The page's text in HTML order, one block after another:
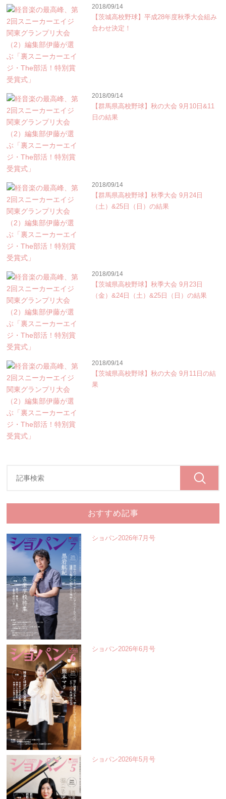
2018/09/14
【茨城高校野球】平成28年度秋季大会組み
合わせ決定！
2018/09/14
【群馬県高校野球】秋の大会 9月10日&11
日の結果
2018/09/14
【群馬県高校野球】秋季大会 9月24日
（土）&25日（日）の結果
2018/09/14
【茨城県高校野球】秋季大会 9月23日
（金）&24日（土）&25日（日）の結果
2018/09/14
【茨城県高校野球】秋の大会 9月11日の結
果
おすすめ記事
ショパン2026年7月号
ショパン2026年6月号
ショパン2026年5月号